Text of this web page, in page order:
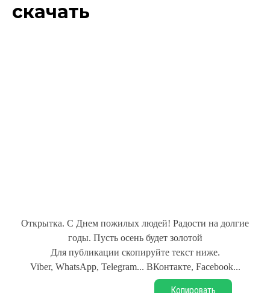
скачать
Открытка. С Днем пожилых людей! Радости на долгие
годы. Пусть осень будет золотой
Для публикации скопируйте текст ниже.
Viber, WhatsApp, Telegram... ВКонтакте, Facebook...
Копировать